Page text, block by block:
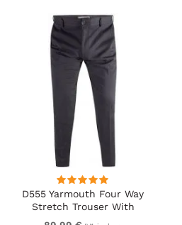
D555 Yarmouth Four Way
Stretch Trouser With
Flexible Waistband Black